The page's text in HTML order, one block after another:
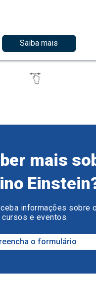
Saiba mais
mais
informações sobre
cursos e eventos.
o formulário